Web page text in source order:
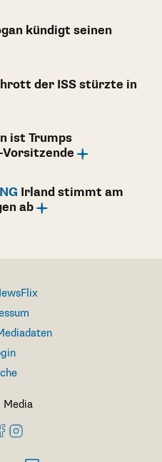
kündigt seinen
der ISS stürzte in
ist Trumps
Irland stimmt am
ab
Media